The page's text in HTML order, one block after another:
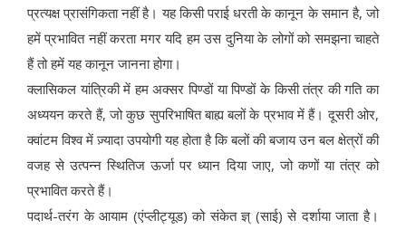
प्रत्यक्ष प्रासंगिकता नहीं है। यह किसी पराई धरती के कानून के समान है, जो
हमें प्रभावित नहीं करता मगर यदि हम उस दुनिया के लोगों को समझना चाहते
हैं तो हमें यह कानून जानना होगा।
क्लासिकल यांत्रिकी में हम अक्सर पिण्डों या पिण्डों के किसी तंत्र की गति का
अध्ययन करते हैं, जो कुछ सुपरिभाषित बाह्य बलों के प्रभाव में हैं। दूसरी ओर,
क्वांटम विश्व में ज़्यादा उपयोगी यह होता है कि बलों की बजाय उन बल क्षेत्रों की
वजह से उत्पन्न स्थितिज ऊर्जा पर ध्यान दिया जाए, जो कणों या तंत्र को
प्रभावित करते हैं।
पदार्थ-तरंग के आयाम (एंप्लीट्यूड) को संकेत ज्ञ् (साई) से दर्शाया जाता है।